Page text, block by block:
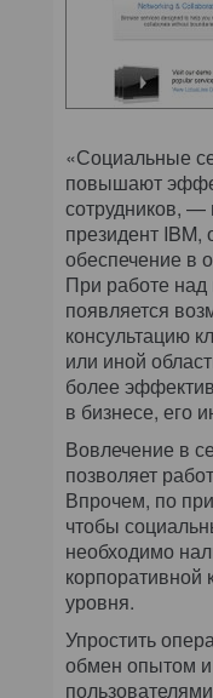
«Социальные
повышают
сотрудников,
президент
обеспечение в
При работе
появляется
консультацию
или иной
более
в бизнесе, его
Вовлечение в
позволяет
Впрочем, по
чтобы
необходимо
корпоративной
уровня.
Упростить
обмен опытом